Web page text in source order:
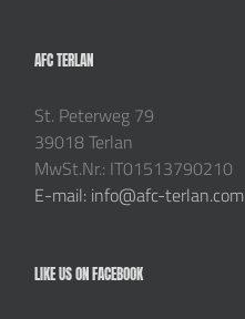
AFC TERLAN
St. Peterweg 79
39018 Terlan
MwSt.Nr.: IT01513790210
E-mail: info@afc-terlan.com
LIKE US ON FACEBOOK